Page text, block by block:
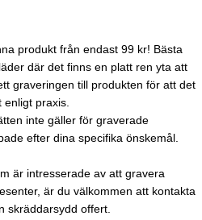
produkt från endast 99 kr! Bästa
där det finns en platt ren yta att
graveringen till produkten för att det
praxis.
inte gäller för graverade
efter dina specifika önskemål.
är intresserade av att gravera
är du välkommen att kontakta
skräddarsydd offert.